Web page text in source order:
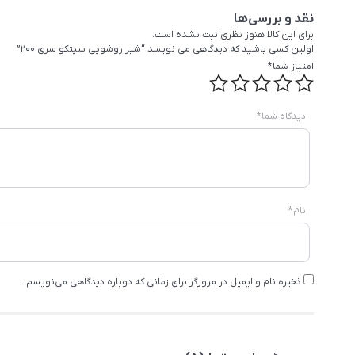
نقد و بررسی‌ها
برای این کالا هنوز نظری ثبت نشده است.
اولین کسی باشید که دیدگاهی می نویسد “شیر روشویی سیتکو سری 200”
امتیاز شما*
دیدگاه شما*
نام*
ذخیره نام و ایمیل در مرورگر برای زمانی که دوباره دیدگاهی می‌نویسم.